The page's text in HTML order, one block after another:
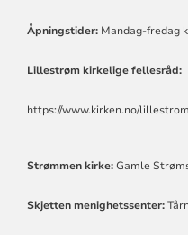
Åpningstider:Mandag-fredag
Lillestrøm kirkelige fellesråd:
https://www.kirken.no/lillestrom
Strømmen kirke:Gamle
Skjetten menighetssenter: